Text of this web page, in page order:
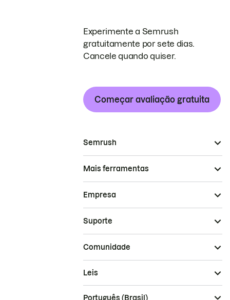
Experimente a Semrush
gratuitamente por sete dias.
Cancele quando quiser.
Começar avaliação gratuita
Semrush
Mais ferramentas
Empresa
Suporte
Comunidade
Leis
Português (Brasil)